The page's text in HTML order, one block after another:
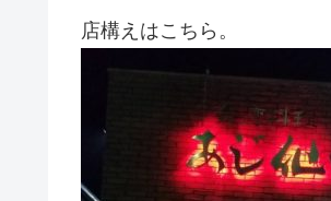
店構えはこちら。